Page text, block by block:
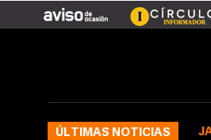
ÚLTIMAS NOTICIAS